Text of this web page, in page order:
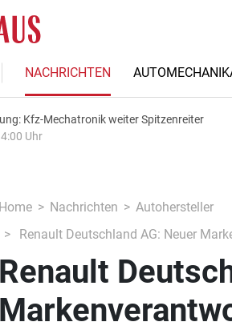
NACHRICHTEN
Kfz-Mechatronik weiter Spitzenreiter
Uhr
Home Nachrichten
Autohersteller
Renault Deutschland AG: Neuer
Renault